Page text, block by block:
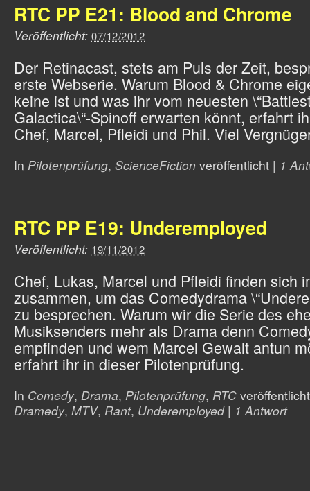
RTC PP E21: Blood and Chrome
Veröffentlicht: 07/12/2012
Der Retinacast, stets am Puls der Zeit,
erste Webserie. Warum Blood & Chrome
keine ist und was ihr vom neuesten
Galactica\“-Spinoff erwarten könnt, erfahrt
Chef, Marcel, Pfleidi und Phil. Viel
In Pilotenprüfung, ScienceFiction veröffentlicht | 1
RTC PP E19: Underemployed
Veröffentlicht: 19/11/2012
Chef, Lukas, Marcel und Pfleidi finden sich
zusammen, um das Comedydrama
zu besprechen. Warum wir die Serie des
Musiksenders mehr als Drama denn
empfinden und wem Marcel Gewalt antun
erfahrt ihr in dieser Pilotenprüfung.
In Comedy, Drama, Pilotenprüfung, RTC veröffentlicht
Dramedy, MTV, Rant, Underemployed | 1 Antwort